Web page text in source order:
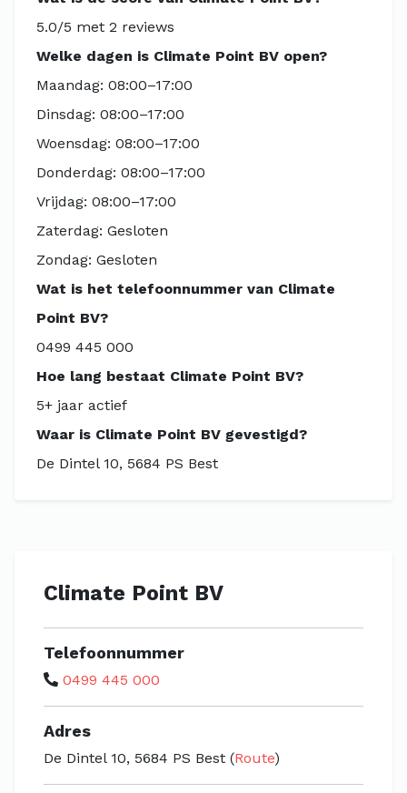
5.0/5 met 2 reviews
Welke dagen is Climate Point BV open?
Maandag: 08:00–17:00
Dinsdag: 08:00–17:00
Woensdag: 08:00–17:00
Donderdag: 08:00–17:00
Vrijdag: 08:00–17:00
Zaterdag: Gesloten
Zondag: Gesloten
Wat is het telefoonnummer van Climate
Point BV?
0499 445 000
Hoe lang bestaat Climate Point BV?
5+ jaar actief
Waar is Climate Point BV gevestigd?
De Dintel 10, 5684 PS Best
Climate Point BV
Telefoonnummer
0499 445 000
Adres
De Dintel 10, 5684 PS Best (Route)